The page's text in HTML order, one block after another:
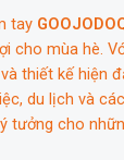
tay
cho mùa hè.
thiết kế hiện
du lịch và
tưởng cho